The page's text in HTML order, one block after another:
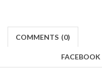
COMMENTS (0)
FACEBOOK